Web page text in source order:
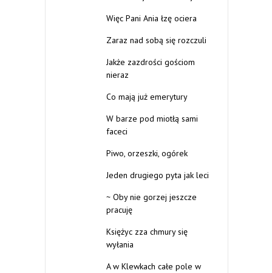
Więc Pani Ania łzę ociera
Zaraz nad sobą się rozczuli
Jakże zazdrości gościom
nieraz
Co mają już emerytury
W barze pod miotłą sami
faceci
Piwo, orzeszki, ogórek
Jeden drugiego pyta jak leci
~ Oby nie gorzej jeszcze
pracuję
Księżyc zza chmury się
wyłania
A w Klewkach całe pole w